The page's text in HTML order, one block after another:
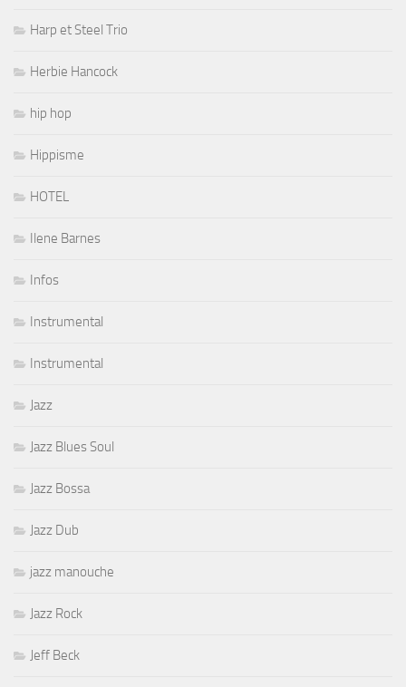
Harp et Steel Trio
Herbie Hancock
hip hop
Hippisme
HOTEL
Ilene Barnes
Infos
Instrumental
Instrumental
Jazz
Jazz Blues Soul
Jazz Bossa
Jazz Dub
jazz manouche
Jazz Rock
Jeff Beck